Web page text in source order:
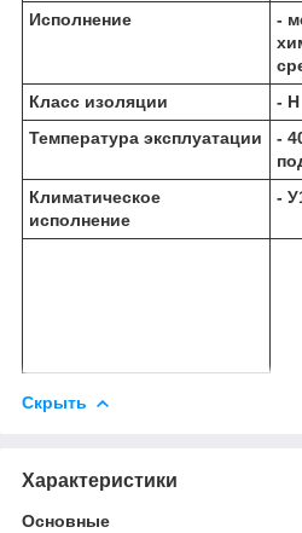
Исполнение
-
Класс изоляции
- Н
Температура эксплуатации
-
Климатическое
исполнение
-
Скрыть
Характеристики
Основные